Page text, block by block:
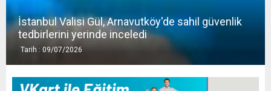
Aİstanbul Valisi Gül, Arnavutköy'de sahil güvenlik
tedbirlerini yerinde inceledi
Tarih : 09/07/2026